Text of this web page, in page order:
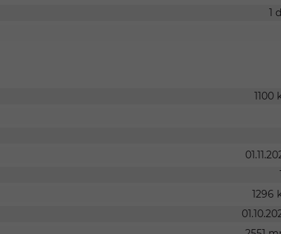
1
1100
1296